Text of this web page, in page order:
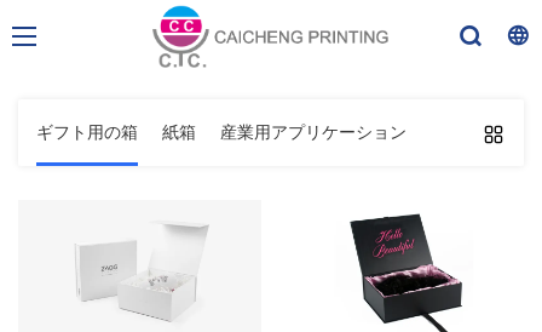
ギフト用の箱 紙箱 産業用アプリケーション